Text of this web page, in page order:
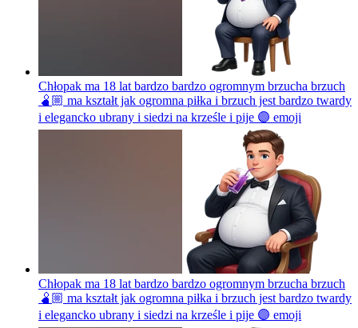
Chłopak ma 18 lat bardzo bardzo ogromnym brzucha brzuch
🫄🏼 ma kształt jak ogromna piłka i brzuch jest bardzo twardy
i elegancko ubrany i siedzi na krześle i pije 🟣 emoji
Chłopak ma 18 lat bardzo bardzo ogromnym brzucha brzuch
🫄🏼 ma kształt jak ogromna piłka i brzuch jest bardzo twardy
i elegancko ubrany i siedzi na krześle i pije 🟣 emoji